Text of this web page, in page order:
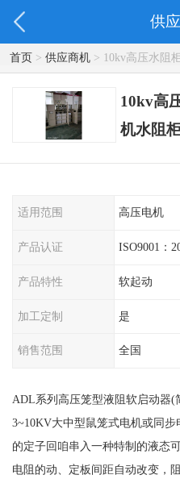
供
首页> 供应商机> 10kv高压水阻
10kv高
机水阻
适用范围 高压电机
产品认证 ISO9001：
产品特性 软起动
加工定制 是
销售范围 全国
ADL系列高压笼型液阻软启动器
3~10KV大中型鼠笼式电机或同
的定子回咱串入一种特制的液态
电阻的动、定板间距自动改变，